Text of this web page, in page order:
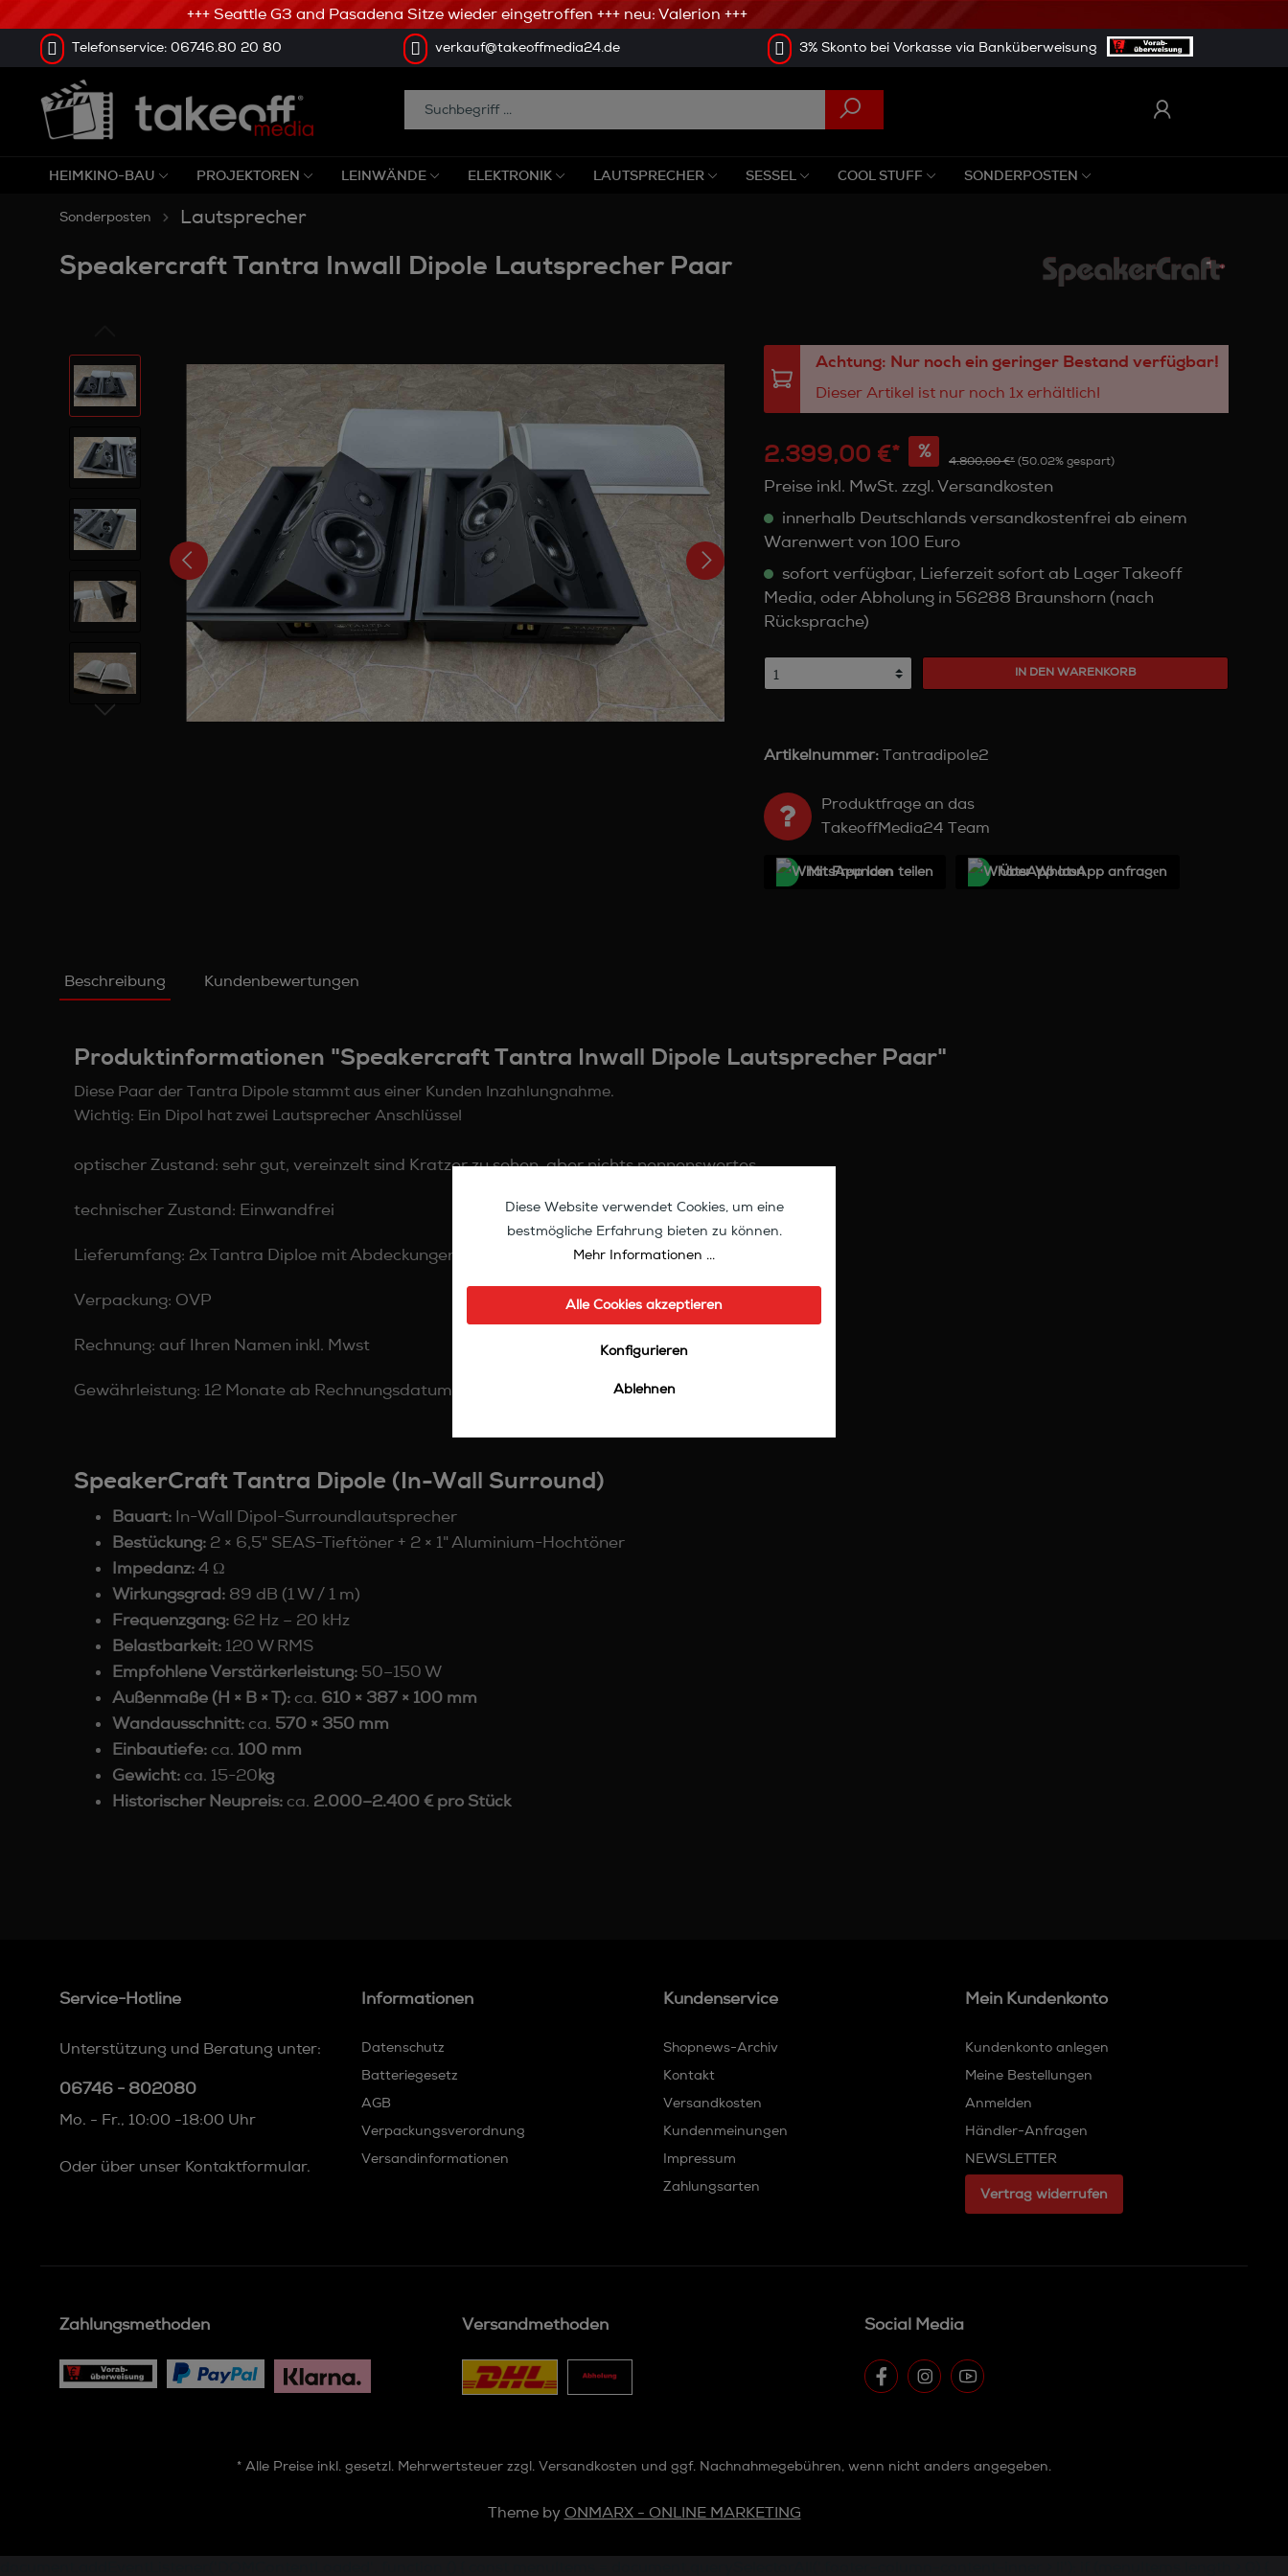
Telefonservice: 06746.80 20 80 verkauf@takeoffmedia24.de 3% Skonto bei Vorkasse via Banküberweisung
+++ Seattle G3 and Pasadena Sitze wieder eingetroffen +++ neu: Valerion +++
HEIMKINO-BAU PROJEKTOREN LEINWÄNDE ELEKTRONIK LAUTSPRECHER SESSEL COOL STUFF SONDERPOSTEN
Sonderposten Lautsprecher
Speakercraft Tantra Inwall Dipole Lautsprecher Paar
Achtung: Nur noch ein geringer Bestand verfügbar!
Dieser Artikel ist nur noch 1x erhältlich!
2.399,00 €* % 4.800,00 €* (50.02% gespart)
Preise inkl. MwSt. zzgl. Versandkosten
innerhalb Deutschlands versandkostenfrei ab einem
Warenwert von 100 Euro
sofort verfügbar, Lieferzeit sofort ab Lager Takeoff
Media, oder Abholung in 56288 Braunshorn (nach
Rücksprache)
IN DEN WARENKORB
Artikelnummer: Tantradipole2
Produktfrage an das
TakeoffMedia24 Team
Mit Frеunden teilen Über WhatѕApp anfragеn
Beschreibung Kundenbewertungen
Produktinformationen "Speakercraft Tantra Inwall Dipole Lautsprecher Paar"
Diese Paar der Tantra Dipole stammt aus einer Kunden Inzahlungnahme.
Wichtig: Ein Dipol hat zwei Lautsprecher Anschlüsse!
optischer Zustand: sehr gut, vereinzelt sind Kratzer zu sehen, aber nichts nennenswertes
technischer Zustand: Einwandfrei
Lieferumfang: 2x Tantra Diploe mit Abdeckungen
Verpackung: OVP
Rechnung: auf Ihren Namen inkl. Mwst
Gewährleistung: 12 Monate ab Rechnungsdatum als Gebrauchtware
SpeakerCraft Tantra Dipole (In-Wall Surround)
Bauart: In-Wall Dipol-Surroundlautsprecher
Bestückung: 2 × 6,5" SEAS-Tieftöner + 2 × 1" Aluminium-Hochtöner
Impedanz:4 Ω
Wirkungsgrad: 89 dB (1 W / 1 m)
Frequenzgang: 62 Hz – 20 kHz
Belastbarkeit: 120 W RMS
Empfohlene Verstärkerleistung: 50–150 W
Außenmaße (H × B × T): ca. 610 × 387 × 100 mm
Wandausschnitt: ca. 570 × 350 mm
Einbautiefe: ca. 100 mm
Gewicht: ca. 15-20kg
Historischer Neupreis: ca. 2.000–2.400 € pro Stück
Service-Hotline
Unterstützung und Beratung unter:
06746 - 802080
Mo. - Fr., 10:00 -18:00 Uhr
Oder über unser Kontaktformular.
Informationen
Datenschutz
Batteriegesetz
AGB
Verpackungsverordnung
Versandinformationen
Kundenservice
Shopnews-Archiv
Kontakt
Versandkosten
Kundenmeinungen
Impressum
Zahlungsarten
Mein Kundenkonto
Kundenkonto anlegen
Meine Bestellungen
Anmelden
Händler-Anfragen
NEWSLETTER
Vertrag widerrufen
Zahlungsmethoden Versandmethoden Social Media
* Alle Preise inkl. gesetzl. Mehrwertsteuer zzgl. Versandkosten und ggf. Nachnahmegebühren, wenn nicht anders angegeben.
Theme by ONMARX - ONLINE MARKETING
Diese Website verwendet Cookies, um eine
bestmögliche Erfahrung bieten zu können.
Mehr Informationen ...
Alle Cookies akzeptieren
Konfigurieren
Ablehnen